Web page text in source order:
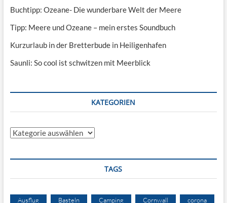
Buchtipp: Ozeane- Die wunderbare Welt der Meere
Tipp: Meere und Ozeane – mein erstes Soundbuch
Kurzurlaub in der Bretterbude in Heiligenhafen
Saunli: So cool ist schwitzen mit Meerblick
KATEGORIEN
Kategorien
TAGS
Ausflug Basteln Camping Cornwall corona